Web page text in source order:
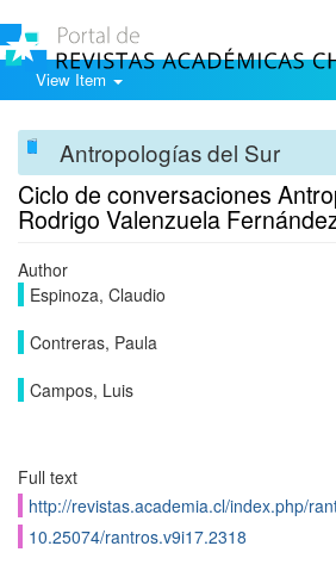
View Item
Antropologías del Sur
Ciclo de conversaciones
Rodrigo Valenzuela
Author
Espinoza, Claudio
Contreras, Paula
Campos, Luis
Full text
http://revistas.academia.cl/index.php/
10.25074/rantros.v9i17.2318